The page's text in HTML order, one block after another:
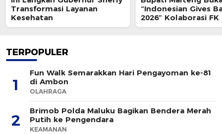
Transformasi Layanan
Kesehatan
“Indonesian Gives
2026” Kolaborasi
& ISMKI di Banda
TERPOPULER
1
Fun Walk Semarakkan Hari Pengayoman ke-81
di Ambon
OLAHRAGA
2
Brimob Polda Maluku Bagikan Bendera Merah
Putih ke Pengendara
KEAMANAN